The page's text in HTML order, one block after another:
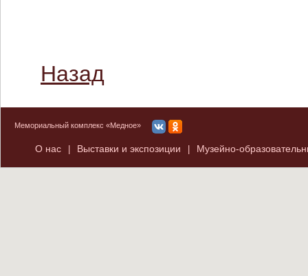
Назад
Мемориальный комплекс «Медное»
О нас Выставки и экспозиции Музейно-